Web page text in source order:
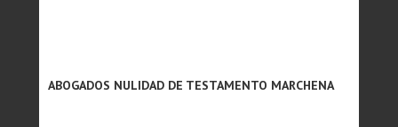
ABOGADOS NULIDAD DE TESTAMENTO MARCHENA